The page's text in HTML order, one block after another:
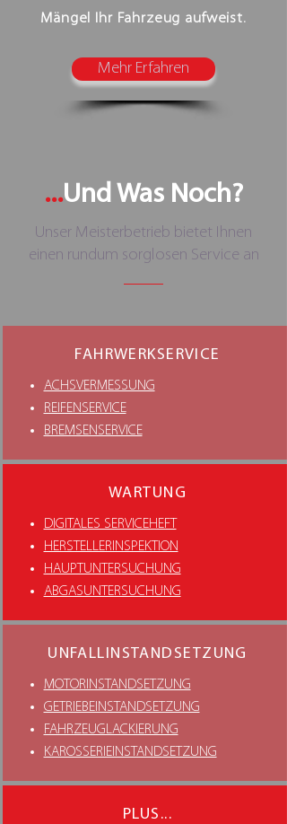
Mängel Ihr Fahrzeug aufweist.
Mehr Erfahren
...Und Was Noch?
Unser Meisterbetrieb bietet Ihnen
einen rundum sorglosen Service an
FAHRWERKSERVICE
ACHSVERMESSUNG
REIFENSERVICE
BREMSENSERVICE
WARTUNG
DIGITALES SERVICEHEFT
HERSTELLERINSPEKTION
HAUPTUNTERSUCHUNG
ABGASUNTERSUCHUNG
UNFALLINSTANDSETZUNG
MOTORINSTANDSETZUNG
GETRIEBEINSTANDSETZUNG
FAHRZEUGLACKIERUNG
KAROSSERIEINSTANDSETZUNG
PLUS...